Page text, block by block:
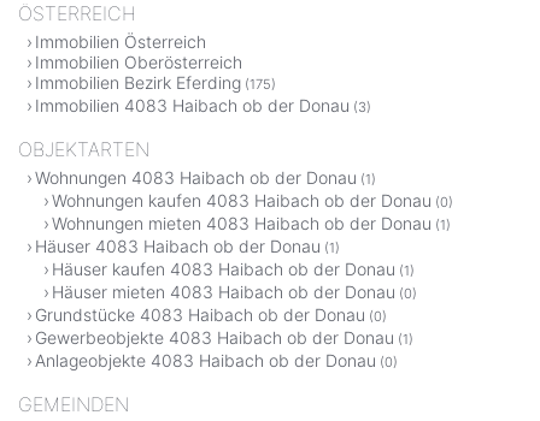
ÖSTERREICH
Immobilien Österreich
Immobilien Oberösterreich
Immobilien Bezirk Eferding (175)
Immobilien 4083 Haibach ob der Donau (3)
OBJEKTARTEN
Wohnungen 4083 Haibach ob der Donau (1)
Wohnungen kaufen 4083 Haibach ob der Donau (0)
Wohnungen mieten 4083 Haibach ob der Donau (1)
Häuser 4083 Haibach ob der Donau (1)
Häuser kaufen 4083 Haibach ob der Donau (1)
Häuser mieten 4083 Haibach ob der Donau (0)
Grundstücke 4083 Haibach ob der Donau (0)
Gewerbeobjekte 4083 Haibach ob der Donau (1)
Anlageobjekte 4083 Haibach ob der Donau (0)
GEMEINDEN